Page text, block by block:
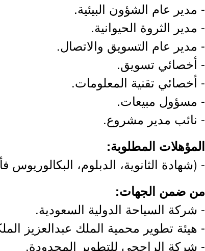
- مدير عام الشؤون البيئية.
- مدير الثروة الحيوانية.
- مدير عام التسويق والاتصال.
- أخصائي تسويق.
- أخصائي تقنية المعلومات.
- مسؤول مبيعات.
- نائب مدير مشروع.
المؤهلات المطلوبة:
- (شهادة الثانوية، الدبلوم، البكالوريوس
من ضمن الجهات:
- شركة السياحة الدولية السعودية.
- هيئة تطوير محمية الملك عبدالعزيز
- شركة الراجحي للتطوير المحدودة.